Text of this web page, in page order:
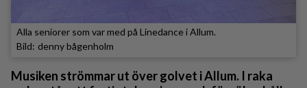
Alla seniorer som var med på Linedance i Allum.
denny bågenholm
Musiken strömmar ut över golvet i Allum. I raka